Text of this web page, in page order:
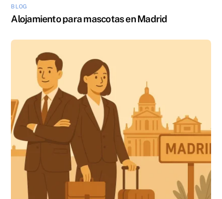
BLOG
Alojamiento para mascotas en Madrid